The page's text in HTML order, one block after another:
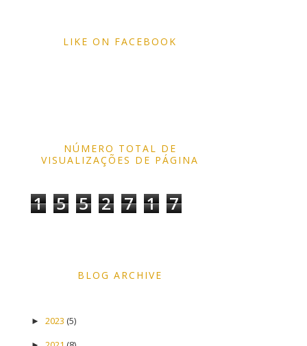
LIKE ON FACEBOOK
NÚMERO TOTAL DE
VISUALIZAÇÕES DE PÁGINA
1 5 5 2 7 1 7
BLOG ARCHIVE
► 2023 (5)